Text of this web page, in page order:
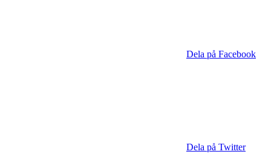
Dela på Facebook
Dela på Twitter